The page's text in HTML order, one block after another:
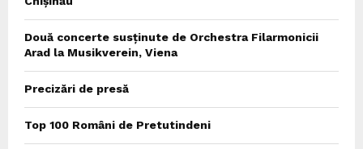
Două concerte susținute de Orchestra Filarmonicii
Arad la Musikverein, Viena
Precizări de presă
Top 100 Români de Pretutindeni